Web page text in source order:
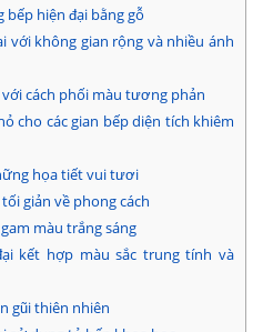
hiện đại bằng gỗ
với không gian rộng và nhiều ánh
cách phối màu tương phản
cho các gian bếp diện tích khiêm
họa tiết vui tươi
giản về phong cách
màu trắng sáng
kết hợp màu sắc trung tính và
gũi thiên nhiên